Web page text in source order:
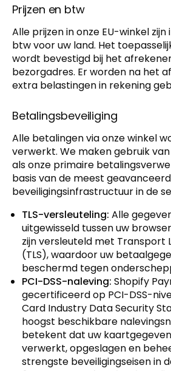
Prijzen en btw
Alle prijzen in onze EU-winkel
btw voor uw land. Het
wordt bevestigd bij het
bezorgadres. Er worden na het
extra belastingen in rekening
Betalingsbeveiliging
Alle betalingen via onze winkel
verwerkt. We maken gebruik
als onze primaire
basis van de meest
beveiligingsinfrastructuur in de
TLS-versleuteling: Alle
uitgewisseld tussen uw
zijn versleuteld met Transport
(TLS), waardoor uw
beschermd tegen
PCI-DSS-naleving: Shopify
gecertificeerd op PCI-DSS-
Card Industry Data Security
hoogst beschikbare
betekent dat uw
verwerkt, opgeslagen en
strengste beveiligingseisen in